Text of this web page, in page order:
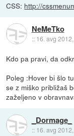
CSS: http://
NeMeTko
:: 16. avg
Kdo pa pravi, da
Poleg :Hover bi šlo
se z miško približaš
zaželjeno v
_Dormage_
:: 16. avg